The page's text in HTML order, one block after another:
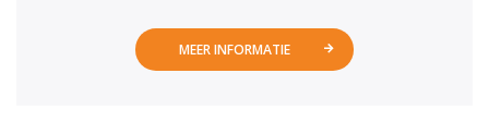
MEER INFORMATIE